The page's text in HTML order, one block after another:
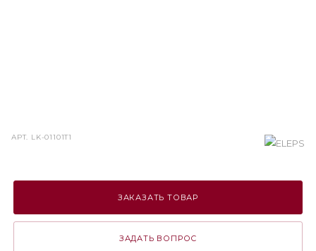
АРТ. LK-01101T1
ЗАКАЗАТЬ ТОВАР
ЗАДАТЬ ВОПРОС